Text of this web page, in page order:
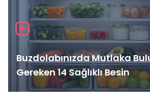
Buzdolabınızda Mutlaka
Gereken 14 Sağlıklı Besin